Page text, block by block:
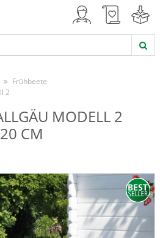
Frühbeete
2
MODELL 2
CM